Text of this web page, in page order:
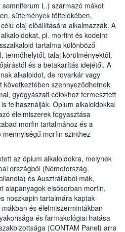
L.) származó mákot
sütemények töltelékében,
olaj előállítására alkalmazzák. A
pl. morfint és kodeint
tartalma különböző
termőhelytől, talaj körülményektől,
és a betakarítás idejétől. A
alkaloidot, de rovarkár vagy
következtében szennyeződhetnek.
gyógyászati célokhoz termesztett
felhasználják. Ópium alkaloidokkal
élelmiszerek fogyasztása
morfin tartalmához és a
morfin szinthez
az ópium alkaloidokra, melynek
országból (Németország,
és Ausztráliából mák,
alapanyagok elsősorban morfin,
noszkapin tartalmára kaptak
és élelmiszermintákban
és farmakológiai hatása
(CONTAM Panel) arra